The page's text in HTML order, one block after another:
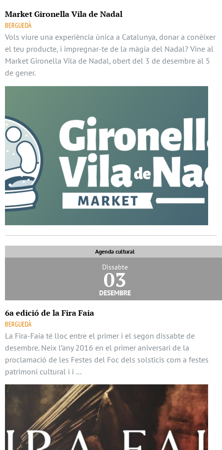
Market Gironella Vila de Nadal
BERGUEDÀ
Vols viure una experiència única a Catalunya, donar a conèixer
el teu producte, i impregnar-te de la màgia del Nadal? Vine al
Market Gironella Vila de Nadal, obert del 3 de desembre al 5
de gener.
Agenda cultural
Dissabte
03
desembre
6a edició de la Fira Faia
BERGUEDÀ
La Fira-Faia té lloc entre el primer i el segon dissabte de
desembre. Neix l’any 2016 en el primer aniversari de la
proclamació de les Festes del Foc dels solsticis com a festes
patrimoni cultural i i …